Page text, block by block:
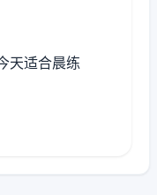
天适合晨练